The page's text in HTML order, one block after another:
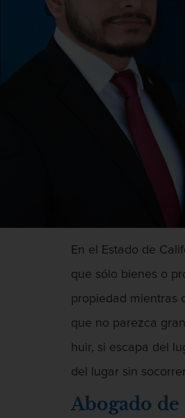
En el Estado de
que sólo bienes o
propiedad mientras
que no parezca
huir, si escapa del
del lugar sin
Abogado